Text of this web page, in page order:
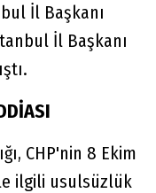
İl Başkanı
İl Başkanı
CHP'nin 8 Ekim
ilgili usulsüzlük